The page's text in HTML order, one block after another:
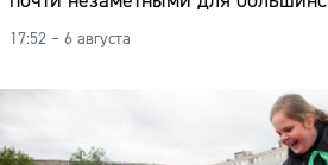
17:52 – 6 августа